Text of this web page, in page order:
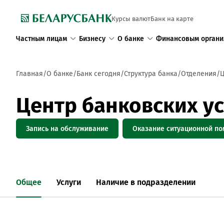
Курсы валютБанк на карте
Частным лицам Бизнесу О банке Финансовым
Главная О банке Банк сегодня Структура банка Отделения
Центр банковских
Запись на обслуживание Оказание ситуационной
Общее Услуги Наличие в подразделении